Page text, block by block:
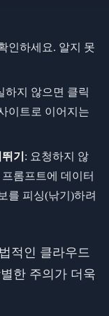
인하세요. 알지 못
하지 않으면 클릭
이트로 이어지는
기 : 요청하지 않
롬프트에 데이터
를 피싱(낚기)하려
적인 클라우드
한 주의가 더욱